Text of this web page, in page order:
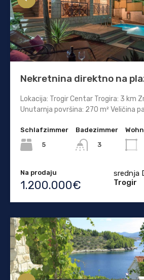
Nekretnina direktno na
Lokacija: Trogir Centar Trogira: 3 km
Unutarnja površina: 270 m² Veličina
Schlafzimmer
5
Badezimmer
3
Na prodaju
1.200.000€
srednja
Trogir